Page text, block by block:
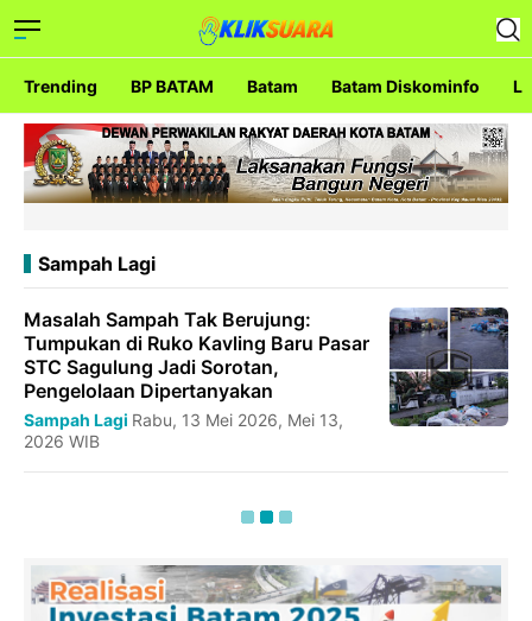
Trending BP BATAM Batam Batam Diskominfo
Sampah Lagi
Masalah Sampah Tak Berujung:
Tumpukan di Ruko Kavling Baru Pasar
STC Sagulung Jadi Sorotan,
Pengelolaan Dipertanyakan
Sampah Lagi Rabu, 13 Mei 2026, Mei 13,
2026 WIB